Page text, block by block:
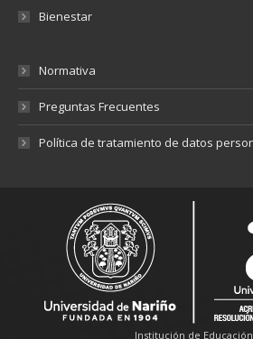
Bienestar
Normativa
Preguntas Frecuentes
Política de tratamiento de datos
Institución de